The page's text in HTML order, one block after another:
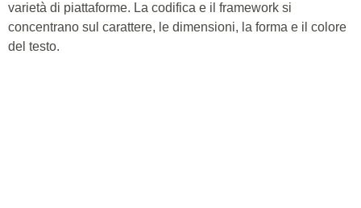
varietà di piattaforme. La codifica e il framework si
concentrano sul carattere, le dimensioni, la forma e il colore
del testo.